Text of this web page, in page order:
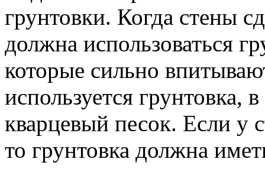
грунтовки. Когда стены
должна использоваться
которые сильно
используется грунтовка,
кварцевый песок. Если у
то грунтовка должна